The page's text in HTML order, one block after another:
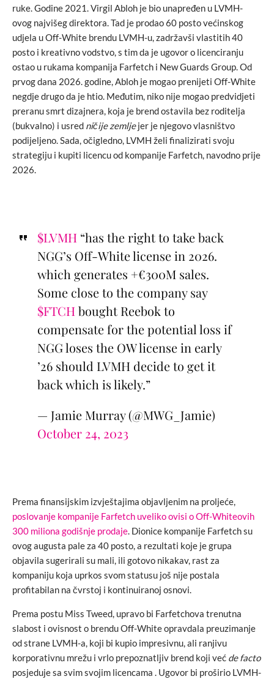
ruke. Godine 2021. Virgil Abloh je bio unapređen u LVMH-
ovog najvišeg direktora. Tad je prodao 60 posto većinskog
udjela u Off-White brendu LVMH-u, zadržavši vlastitih 40
posto i kreativno vodstvo, s tim da je ugovor o licenciranju
ostao u rukama kompanija Farfetch i New Guards Group. Od
prvog dana 2026. godine, Abloh je mogao prenijeti Off-White
negdje drugo da je htio. Međutim, niko nije mogao predvidjeti
preranu smrt dizajnera, koja je brend ostavila bez roditelja
(bukvalno) i usred ničije zemljejer je njegovo vlasništvo
podijeljeno. Sada, očigledno, LVMH želi finalizirati svoju
strategiju i kupiti licencu od kompanije Farfetch, navodno prije
2026.
$LVMH “has the right to take back
NGG’s Off-White license in 2026.
which generates +€300M sales.
Some close to the company say
$FTCH bought Reebok to
compensate for the potential loss if
NGG loses the OW license in early
’26 should LVMH decide to get it
back which is likely.”
— Jamie Murray (@MWG_Jamie)
October 24, 2023
Prema finansijskim izvještajima objavljenim na proljeće,
poslovanje kompanije Farfetch uveliko ovisi o Off-Whiteovih
300 miliona godišnje prodaje. Dionice kompanije Farfetch su
ovog augusta pale za 40 posto, a rezultati koje je grupa
objavila sugerirali su mali, ili gotovo nikakav, rast za
kompaniju koja uprkos svom statusu još nije postala
profitabilan na čvrstoj i kontinuiranoj osnovi.
Prema postu Miss Tweed, upravo bi Farfetchova trenutna
slabost i ovisnost o brendu Off-White opravdala preuzimanje
od strane LVMH-a, koji bi kupio impresivnu, ali ranjivu
korporativnu mrežu i vrlo prepoznatljiv brend koji već de facto
posjeduje sa svim svojim licencama . Ugovor bi proširio LVMH-